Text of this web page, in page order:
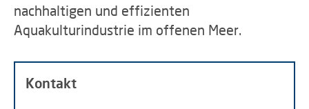
nachhaltigen und effizienten
Aquakulturindustrie im offenen Meer.
Kontakt